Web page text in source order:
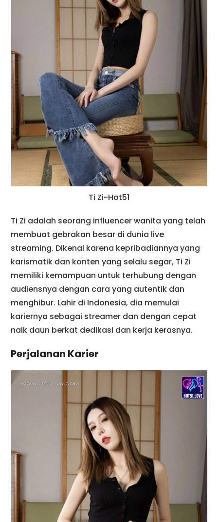
Ti Zi-Hot51
Ti Zi adalah seorang influencer wanita yang telah
membuat gebrakan besar di dunia live
streaming. Dikenal karena kepribadiannya yang
karismatik dan konten yang selalu segar, Ti Zi
memiliki kemampuan untuk terhubung dengan
audiensnya dengan cara yang autentik dan
menghibur. Lahir di Indonesia, dia memulai
kariernya sebagai streamer dan dengan cepat
naik daun berkat dedikasi dan kerja kerasnya.
Perjalanan Karier